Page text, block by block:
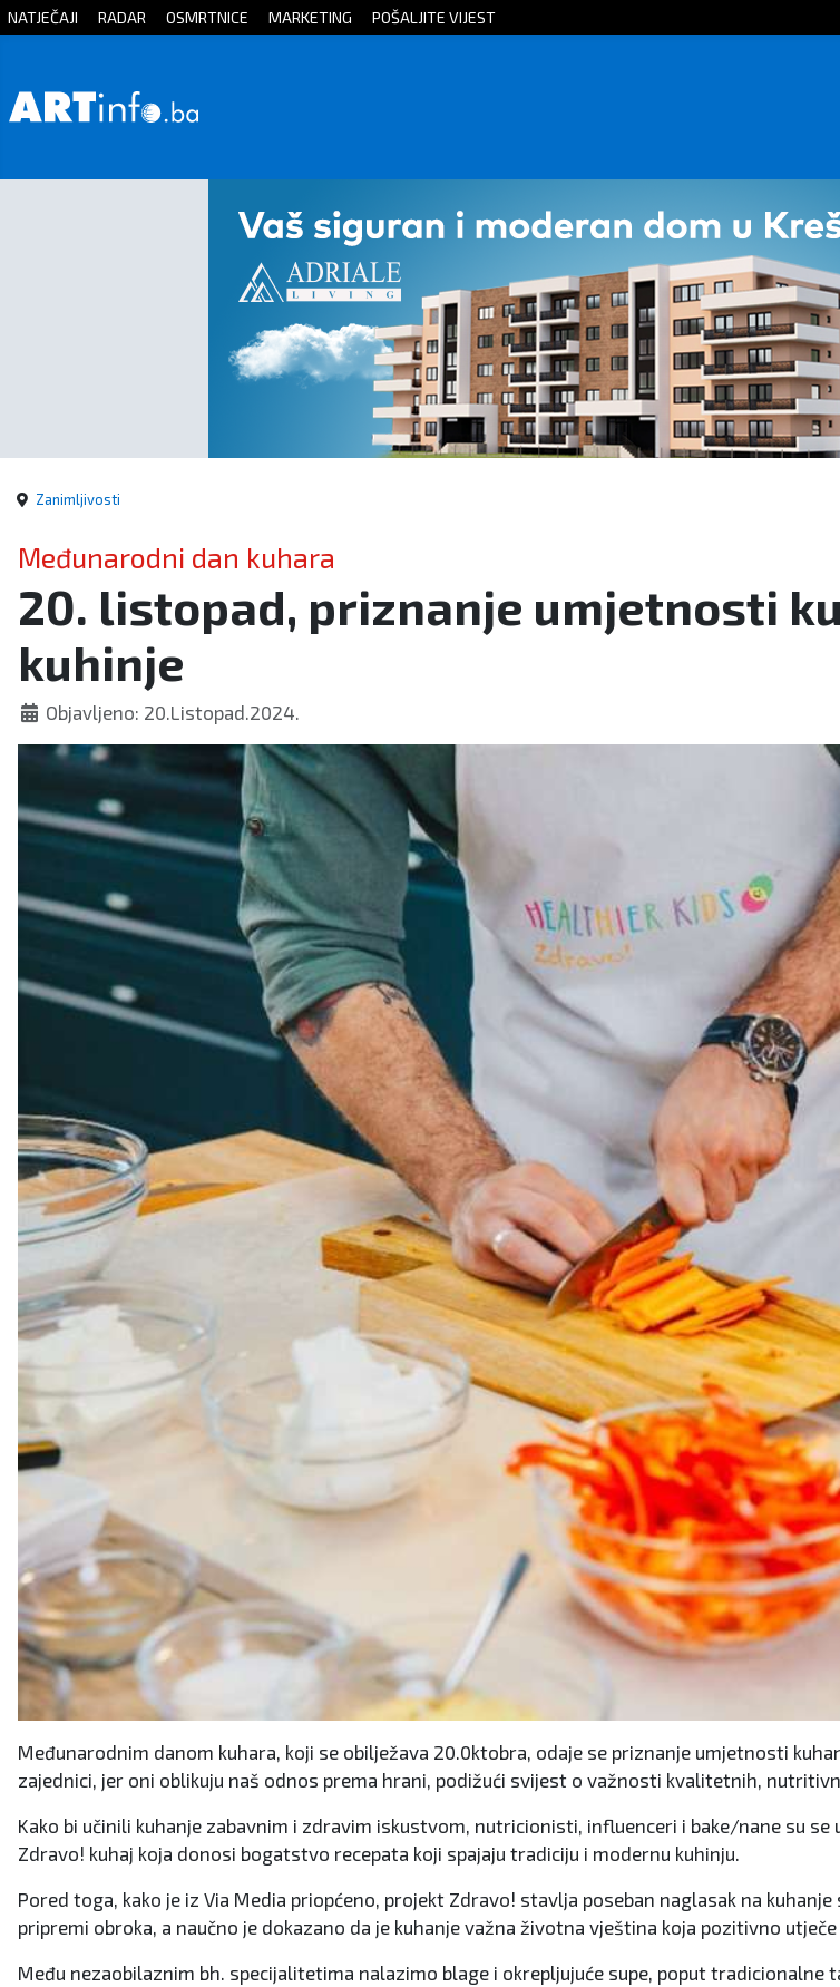
Početna
Zanimljivosti
NATJEČAJI RADAR OSMRTNICE MARKETING POŠALJITE VIJEST
Zanimljivosti
Međunarodni dan kuhara
20. listopad, priznanje umjetnosti
kuhinje
Objavljeno: 20.Listopad.2024.
Međunarodnim danom kuhara, koji se obilježava 20.0ktobra, odaje se priznanje umjetnosti
zajednici, jer oni oblikuju naš odnos prema hrani, podižući svijest o važnosti kvalitetnih,
Kako bi učinili kuhanje zabavnim i zdravim iskustvom, nutricionisti, influenceri i bake/nane su
Zdravo! kuhaj koja donosi bogatstvo recepata koji spajaju tradiciju i modernu kuhinju.
Pored toga, kako je iz Via Media priopćeno, projekt Zdravo! stavlja poseban naglasak na
pripremi obroka, a naučno je dokazano da je kuhanje važna životna vještina koja pozitivno
Među nezaobilaznim bh. specijalitetima nalazimo blage i okrepljujuće supe, poput tradicionalne